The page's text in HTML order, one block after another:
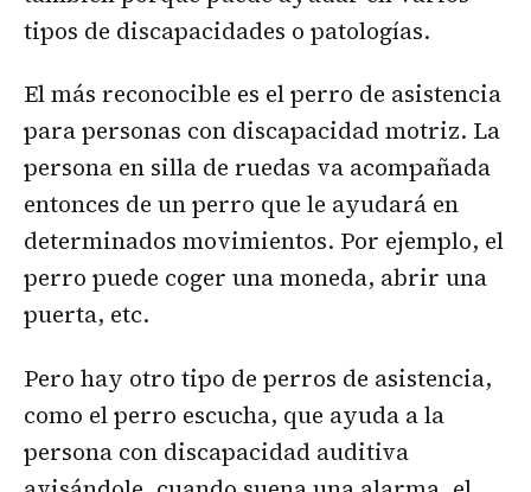
tipos de discapacidades o patologías.
El más reconocible es el perro de asistencia
para personas con discapacidad motriz. La
persona en silla de ruedas va acompañada
entonces de un perro que le ayudará en
determinados movimientos. Por ejemplo, el
perro puede coger una moneda, abrir una
puerta, etc.
Pero hay otro tipo de perros de asistencia,
como el perro escucha, que ayuda a la
persona con discapacidad auditiva